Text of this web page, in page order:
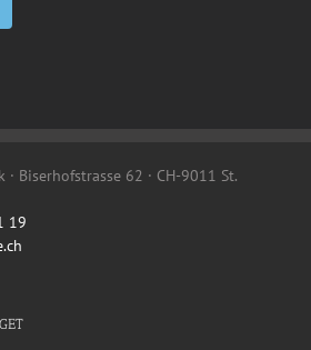
· Biserhofstrasse 62 · CH-9011 St.
19